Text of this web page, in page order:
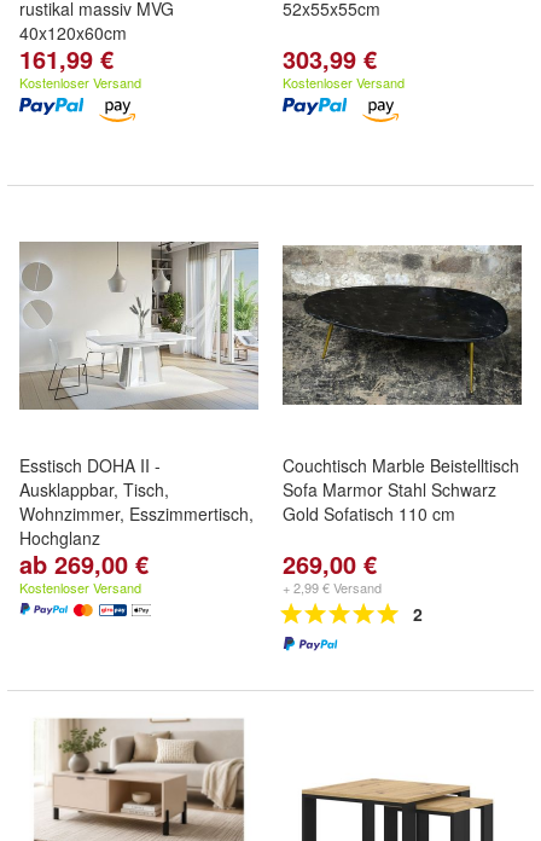
rustikal massiv MVG
40x120x60cm
161,99 €
Kostenloser Versand
52x55x55cm
303,99 €
Kostenloser Versand
Esstisch DOHA II -
Ausklappbar, Tisch,
Wohnzimmer, Esszimmertisch,
Hochglanz
ab 269,00 €
Kostenloser Versand
Couchtisch Marble Beistelltisch
Sofa Marmor Stahl Schwarz
Gold Sofatisch 110 cm
269,00 €
+ 2,99 € Versand
2